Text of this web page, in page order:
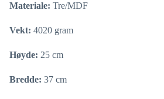
Materiale: Tre/MDF
Vekt: 4020 gram
Høyde: 25 cm
Bredde: 37 cm